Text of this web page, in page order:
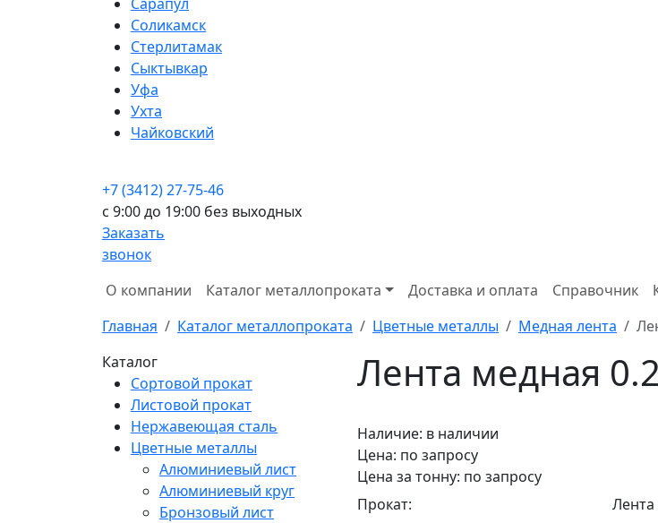
Соликамск
Стерлитамак
Сыктывкар
Уфа
Ухта
Чайковский
+7 (3412) 27-75-46
c 9:00 до 19:00 без выходных
Заказать
звонок
О компании
Каталог металлопроката Доставка и оплата Справочник
Главная
Каталог металлопроката Цветные металлы Медная лента
Каталог
Сортовой прокат
Листовой прокат
Нержавеющая сталь
Цветные металлы
Алюминиевый лист
Алюминиевый круг
Бронзовый лист
Лента медная
Наличие: в наличии
Цена: по запросу
Цена за тонну: по запросу
Прокат: